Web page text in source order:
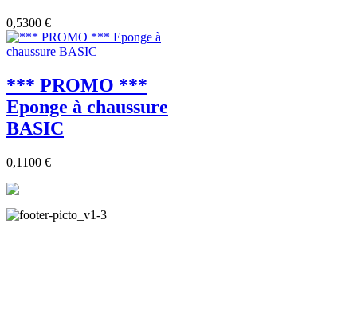
0,5300 €
*** PROMO ***
Eponge à chaussure
BASIC
0,1100 €